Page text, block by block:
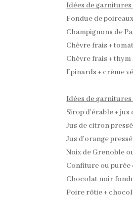
Idées de garnitures
Fondue de
Champignons de
Chèvre frais +
Chèvre frais + thym
Epinards + crème
Idées de garnitures
Sirop d’érable +
Jus de citron
Jus d’orange
Noix de Grenoble
Confiture ou purée
Chocolat noir
Poire rôtie +